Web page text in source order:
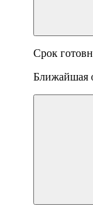
Срок
Ближайшая